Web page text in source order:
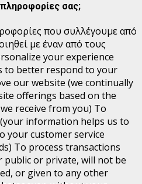
σας;
που συλλέγουμε από
με έναν από τους
your experience
to better respond to your
our website (we continually
offerings based on the
receive from you) To
information helps us to
your customer service
To process transactions
or private, will not be
or given to any other